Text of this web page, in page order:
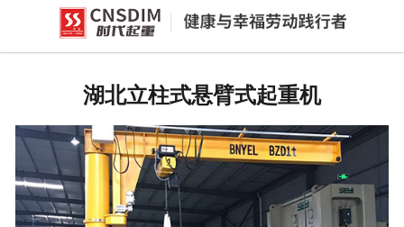
网站首页
- 湖北欧式电动环链葫芦(同轴手柄
款)
湖北立柱式悬臂式起重机